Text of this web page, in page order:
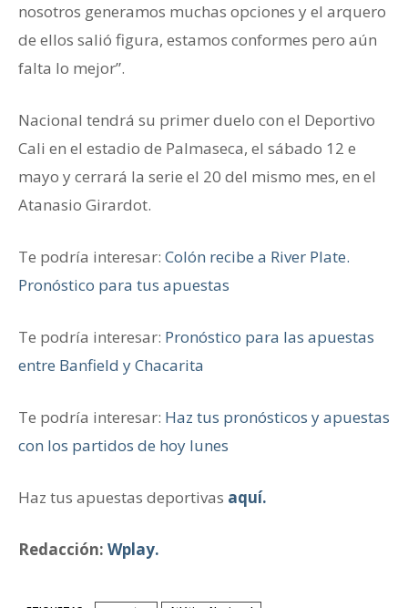
nosotros generamos muchas opciones y el arquero
de ellos salió figura, estamos conformes pero aún
falta lo mejor”.
Nacional tendrá su primer duelo con el Deportivo
Cali en el estadio de Palmaseca, el sábado 12 e
mayo y cerrará la serie el 20 del mismo mes, en el
Atanasio Girardot.
Te podría interesar: Colón recibe a River Plate.
Pronóstico para tus apuestas
Te podría interesar: Pronóstico para las apuestas
entre Banfield y Chacarita
Te podría interesar: Haz tus pronósticos y apuestas
con los partidos de hoy lunes
Haz tus apuestas deportivas aquí.
Redacción: Wplay.